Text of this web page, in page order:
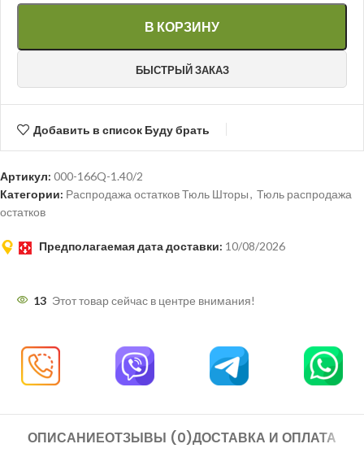
В КОРЗИНУ
БЫСТРЫЙ ЗАКАЗ
Добавить в список Буду брать
Артикул: 000-166Q-1.40/2
Категории: Распродажа остатков Тюль Шторы, Тюль распродажа
остатков
Предполагаемая дата доставки: 10/08/2026
13 Этот товар сейчас в центре внимания!
ОПИСАНИЕОТЗЫВЫ (0)ДОСТАВКА И ОПЛАТА